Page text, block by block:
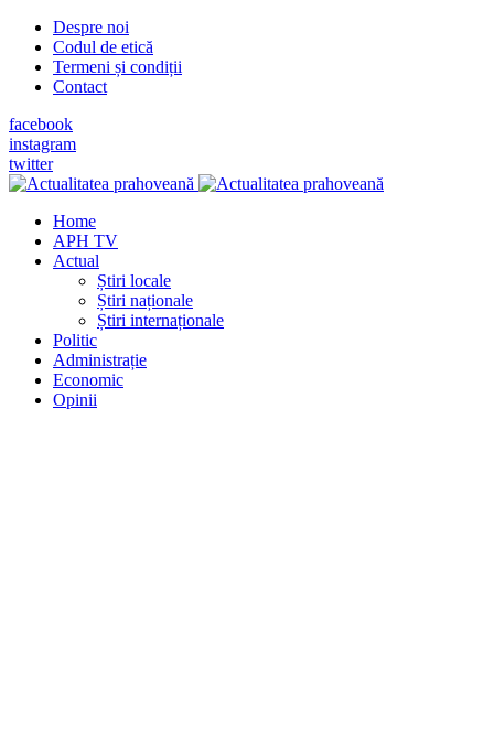
Despre noi
Codul de etică
Termeni și condiții
Contact
facebook
instagram
twitter
Home
APH TV
Actual
Știri locale
Știri naționale
Știri internaționale
Politic
Administrație
Economic
Opinii